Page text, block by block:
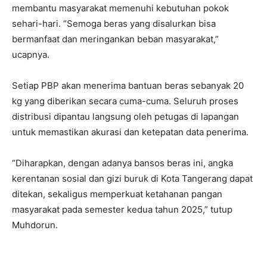
membantu masyarakat memenuhi kebutuhan pokok
sehari-hari. “Semoga beras yang disalurkan bisa
bermanfaat dan meringankan beban masyarakat,”
ucapnya.
Setiap PBP akan menerima bantuan beras sebanyak 20
kg yang diberikan secara cuma-cuma. Seluruh proses
distribusi dipantau langsung oleh petugas di lapangan
untuk memastikan akurasi dan ketepatan data penerima.
“Diharapkan, dengan adanya bansos beras ini, angka
kerentanan sosial dan gizi buruk di Kota Tangerang dapat
ditekan, sekaligus memperkuat ketahanan pangan
masyarakat pada semester kedua tahun 2025,” tutup
Muhdorun.